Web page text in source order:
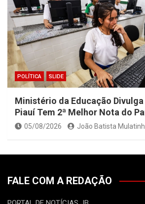
POLÍTICA SLIDE
Ministério da Educação Divulga
Piauí Tem 2ª Melhor Nota do
05/08/2026 João Batista
FALE COM A REDAÇÃO